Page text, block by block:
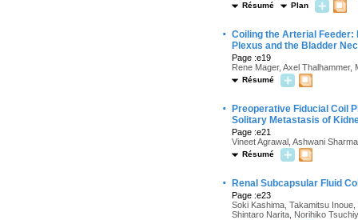
Résumé Plan
· Coiling the Arterial Feeder:
Plexus and the Bladder
Page :e19
Rene Mager, Axel
Résumé
·
Preoperative Fiducial Coil
Solitary Metastasis of
Page :e21
Vineet Agrawal, Ashwani
Résumé
· Renal Subcapsular Fluid
Page :e23
Soki Kashima, Takamitsu
Shintaro Narita, Norihiko